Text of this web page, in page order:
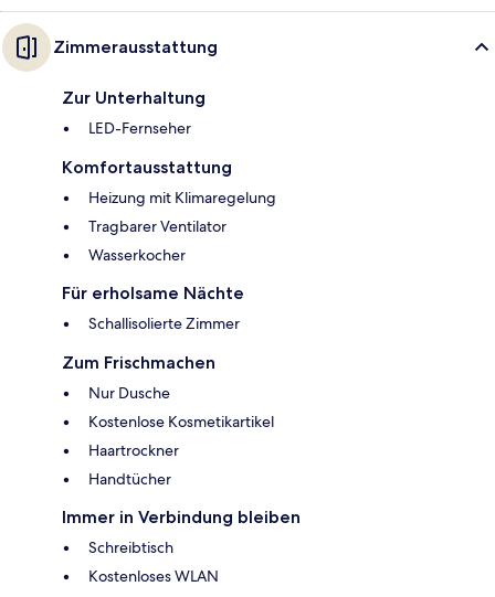
Zimmerausstattung
Zur Unterhaltung
LED-Fernseher
Komfortausstattung
Heizung mit Klimaregelung
Tragbarer Ventilator
Wasserkocher
Für erholsame Nächte
Schallisolierte Zimmer
Zum Frischmachen
Nur Dusche
Kostenlose Kosmetikartikel
Haartrockner
Handtücher
Immer in Verbindung bleiben
Schreibtisch
Kostenloses WLAN